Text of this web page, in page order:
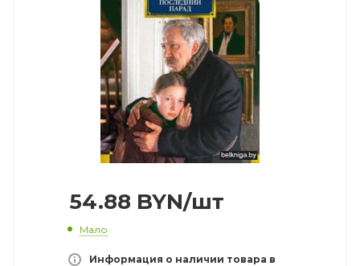
54.88 BYN/шт
Мало
Информация о наличии товара в